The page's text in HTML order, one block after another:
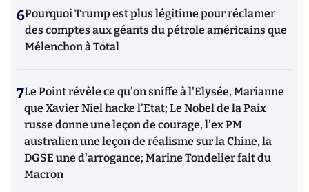
6Pourquoi Trump est plus légitime pour réclamer
des comptes aux géants du pétrole américains que
Mélenchon à Total
7Le Point révèle ce qu'on sniffe à l'Elysée, Marianne
que Xavier Niel hacke l'Etat; Le Nobel de la Paix
russe donne une leçon de courage, l'ex PM
australien une leçon de réalisme sur la Chine, la
DGSE une d'arrogance; Marine Tondelier fait du
Macron